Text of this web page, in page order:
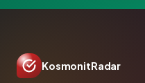
KosmonitRadar